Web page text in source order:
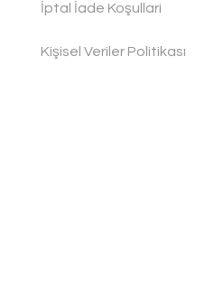
İptal İade Koşullari
Kişisel Veriler Politikası